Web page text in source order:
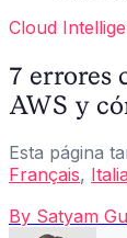
Cloud
7 errores
AWS y
Esta página
Français,
By Satyam